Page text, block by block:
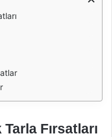
Fırsatları